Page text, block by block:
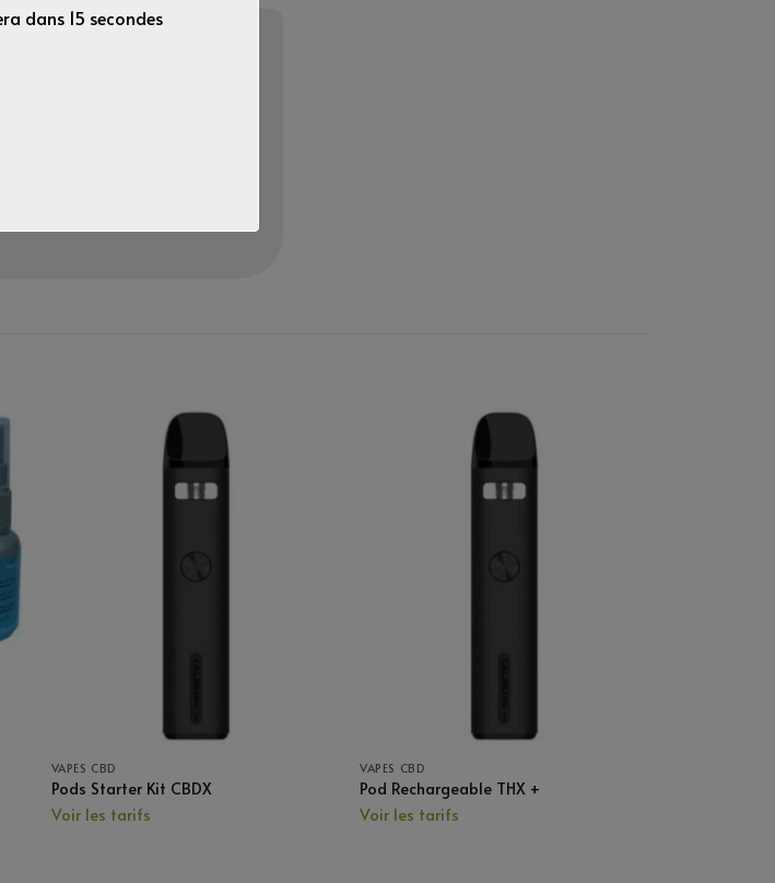
à une consommation de bien être.
à l’abri de la lumière. Un
en UE, la fleur de CBD est
VAPES CBD
Pods Starter Kit CBDX
Voir les tarifs
VAPES CBD
Pod Rechargeable THX +
Voir les tarifs
dans 15 secondes